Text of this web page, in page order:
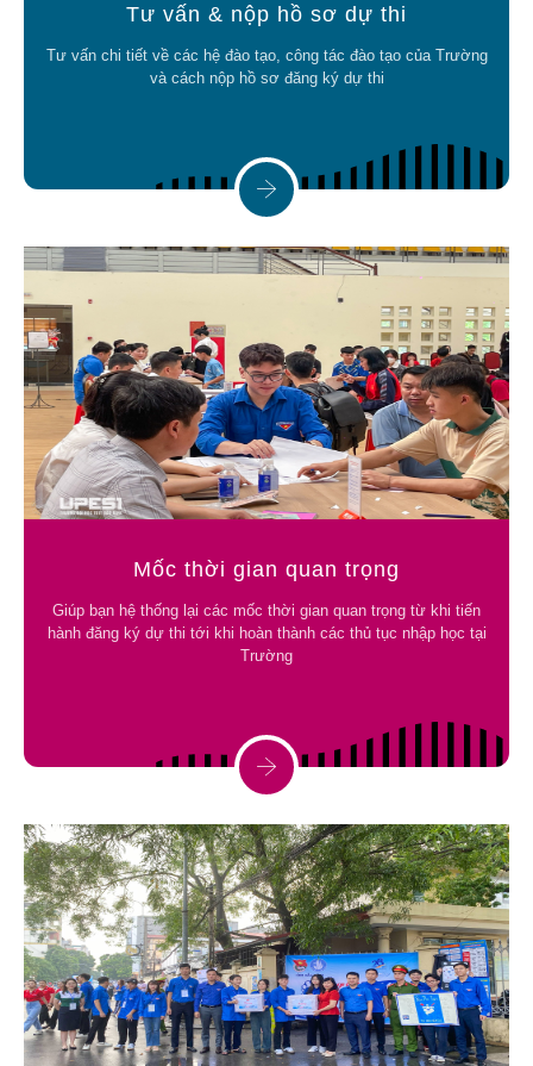
Tư vấn & nộp hồ sơ dự thi
Tư vấn chi tiết về các hệ đào tạo, công tác đào tạo của Trường
và cách nộp hồ sơ đăng ký dự thi
Mốc thời gian quan trọng
Giúp bạn hệ thống lại các mốc thời gian quan trọng từ khi tiến
hành đăng ký dự thi tới khi hoàn thành các thủ tục nhập học tại
Trường